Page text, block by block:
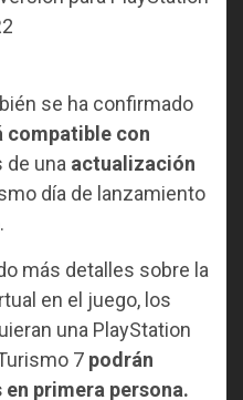
se ha confirmado
compatible con
de una actualización
día de lanzamiento
más detalles sobre la
en el juego, los
una PlayStation
7 podrán
primera persona.